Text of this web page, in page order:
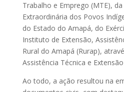
Trabalho e Emprego (MTE),
Extraordinária dos Povos
do Estado do Amapá, do
Instituto de Extensão,
Rural do Amapá (Rurap),
Assistência Técnica e
Ao todo, a ação resultou na